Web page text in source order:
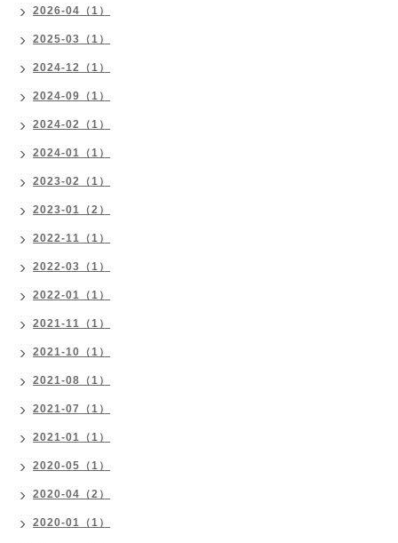
2026-04（1）
2025-03（1）
2024-12（1）
2024-09（1）
2024-02（1）
2024-01（1）
2023-02（1）
2023-01（2）
2022-11（1）
2022-03（1）
2022-01（1）
2021-11（1）
2021-10（1）
2021-08（1）
2021-07（1）
2021-01（1）
2020-05（1）
2020-04（2）
2020-01（1）